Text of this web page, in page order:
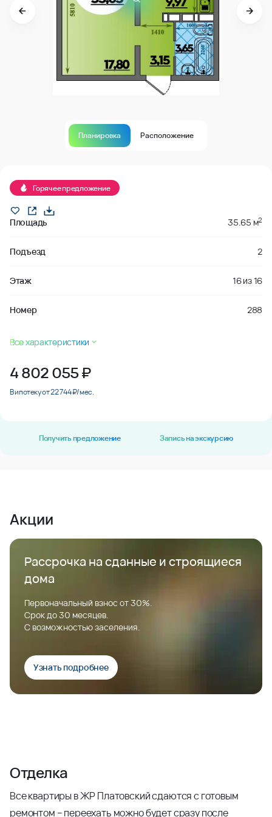
Планировка Расположение
Горячее предложение
Площадь 35.65 м2
Подъезд 2
Этаж 16из16
Номер 288
Все характеристики
4 802 055₽
В ипотеку от 22 744 ₽/мес.
Получить предложение Запись на экскурсию
Акции
Рассрочка на сданные и строящиеся
дома
Первоначальный взнос от 30%.
Срок до 30 месяцев.
С возможностью заселения.
Узнать подробнее
Отделка
Все квартиры в ЖР Платовский сдаются с готовым
ремонтом – переехать можно будет сразу после